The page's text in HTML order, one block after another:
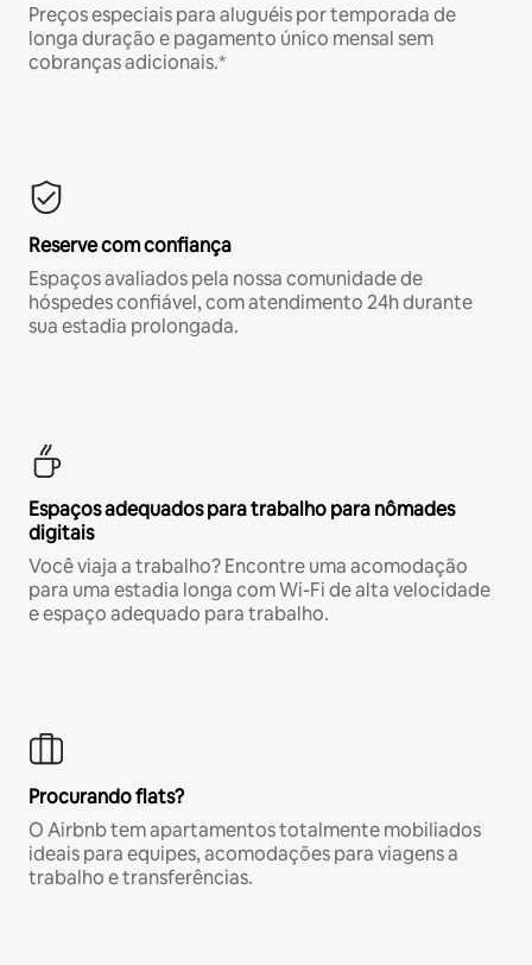
Preços especiais para aluguéis por temporada de
longa duração e pagamento único mensal sem
cobranças adicionais.*
Reserve com confiança
Espaços avaliados pela nossa comunidade de
hóspedes confiável, com atendimento 24h durante
sua estadia prolongada.
Espaços adequados para trabalho para nômades
digitais
Você viaja a trabalho? Encontre uma acomodação
para uma estadia longa com Wi-Fi de alta velocidade
e espaço adequado para trabalho.
Procurando flats?
O Airbnb tem apartamentos totalmente mobiliados
ideais para equipes, acomodações para viagens a
trabalho e transferências.